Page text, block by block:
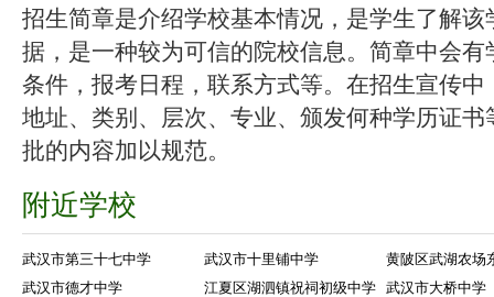
招生简章是介绍学校基本情况，是学生了解
据，是一种较为可信的院校信息。简章中会
条件，报考日程，联系方式等。在招生宣传
地址、类别、层次、专业、颁发何种学历证
批的内容加以规范。
附近学校
武汉市第三十七中学 武汉市十里铺中学
黄陂区武湖农场
武汉市德才中学
江夏区湖泗镇祝祠初级中学 武汉市大桥中学